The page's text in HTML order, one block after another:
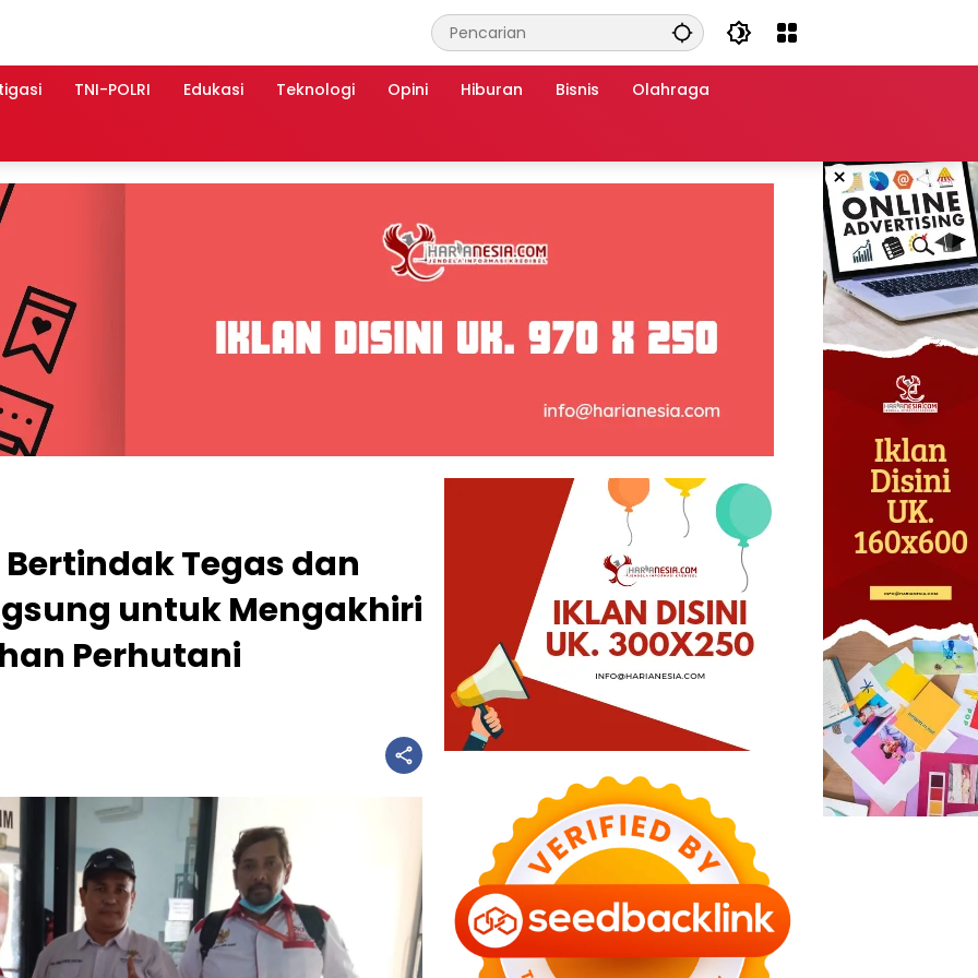
TNI-POLRI Edukasi Teknologi Opini Hiburan Bisnis Olahraga
×
Tegas dan
untuk Mengakhiri
Perhutani